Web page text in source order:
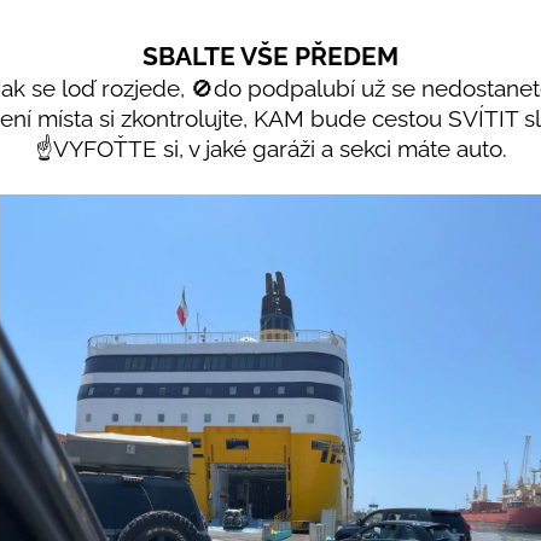
SBALTE VŠE PŘEDEM
se loď rozjede, 🚫do podpalubí už se
místa si zkontrolujte, KAM bude cestou SVÍTIT
☝️VYFOŤTE si, v jaké garáži a sekci máte auto.